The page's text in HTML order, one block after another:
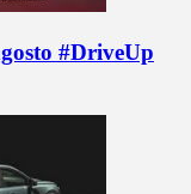
#DriveUp